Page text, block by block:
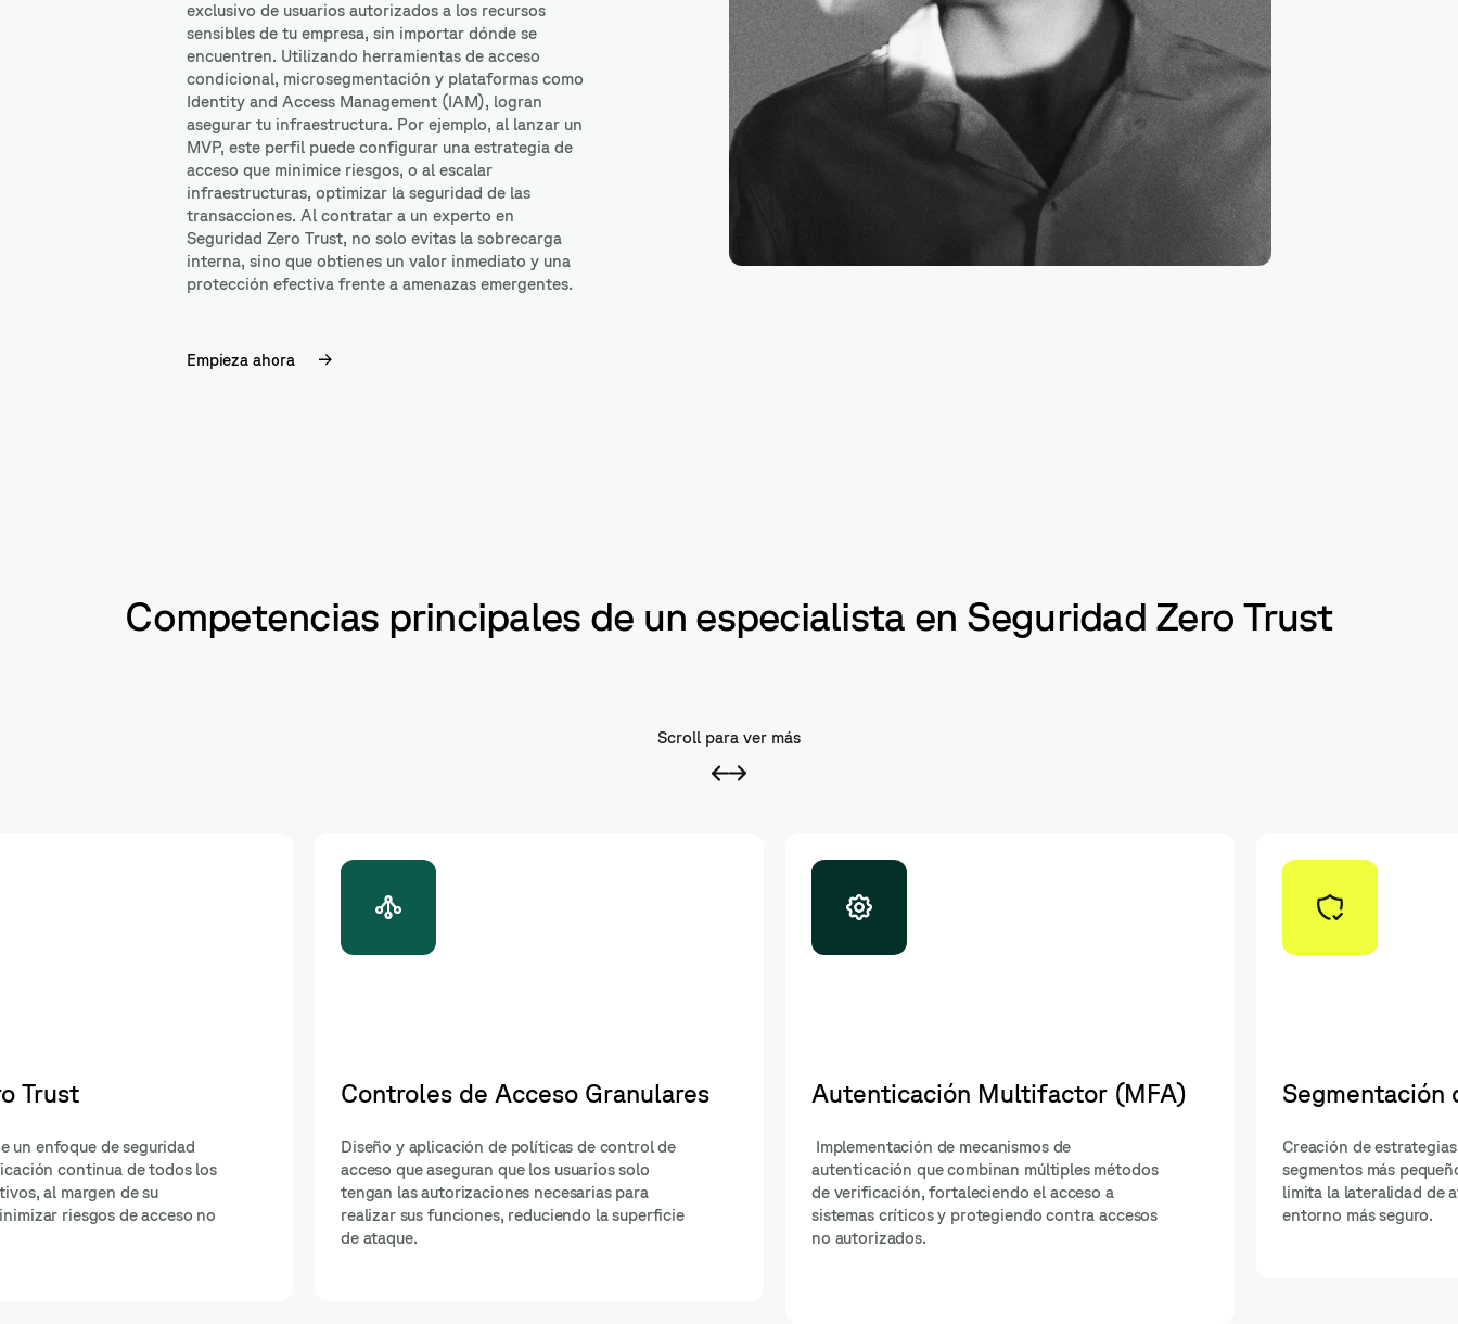
exclusivo de usuarios autorizados a los recursos
sensibles de tu empresa, sin importar dónde se
encuentren. Utilizando herramientas de acceso
condicional, microsegmentación y plataformas como
Identity and Access Management (IAM), logran
asegurar tu infraestructura. Por ejemplo, al lanzar un
MVP, este perfil puede configurar una estrategia de
acceso que minimice riesgos, o al escalar
infraestructuras, optimizar la seguridad de las
transacciones. Al contratar a un experto en
Seguridad Zero Trust, no solo evitas la sobrecarga
interna, sino que obtienes un valor inmediato y una
protección efectiva frente a amenazas emergentes.
Empieza ahora
Competencias principales de un especialista en Seguridad Zero Trust
Scroll para ver más
control de
solo
para
la superficie
Autenticación Multifactor (MFA)
Implementación de mecanismos de
autenticación que combinan múltiples métodos
de verificación, fortaleciendo el acceso a
sistemas críticos y protegiendo contra accesos
no autorizados.
Segmentación de Red
Creación de estrategias que dividen la red en
segmentos más pequeños y controlados, lo que
limita la lateralidad de ataques y ofrece un
entorno más seguro.
Auditorías y Monitoreo
Realización de auditorías de
periódicas y establecimiento de
monitoreo para detectar y responder